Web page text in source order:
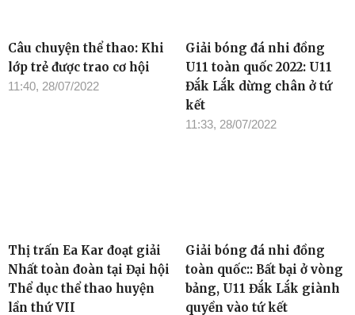
Câu chuyện thể thao: Khi
lớp trẻ được trao cơ hội
11:40, 28/07/2022
Giải bóng đá nhi đồng
U11 toàn quốc 2022: U11
Đắk Lắk dừng chân ở tứ
kết
11:33, 28/07/2022
Thị trấn Ea Kar đoạt giải
Nhất toàn đoàn tại Đại hội
Thể dục thể thao huyện
lần thứ VII
Giải bóng đá nhi đồng
toàn quốc:: Bất bại ở vòng
bảng, U11 Đắk Lắk giành
quyền vào tứ kết